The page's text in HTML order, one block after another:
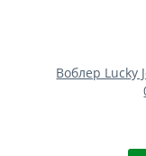
Воблер Lucky